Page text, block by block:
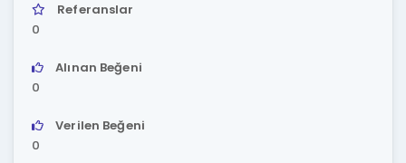
Referanslar
0
Alınan Beğeni
0
Verilen Beğeni
0